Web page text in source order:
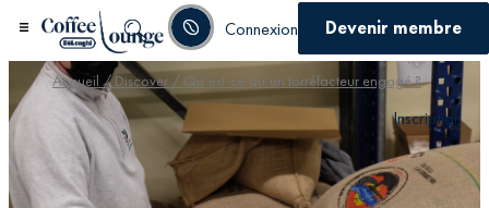
Connexion Devenir membre
Inscription
Accueil /Discover / Qu’est-ce qu’un torréfacteur engagé ?